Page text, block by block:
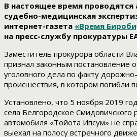
В настоящее время проводятся
судебно-медицинская
интернет-газета «Время
на пресс-службу прокуратуры
Заместитель прокурора области
признал законным постановление
уголовного дела по факту
происшествия, в котором погибли
Установлено, что 5 ноября 2019
села Белгородское Смидовичского
автомобиля «Тойота Ипсум» не
выехал на полосу встречного